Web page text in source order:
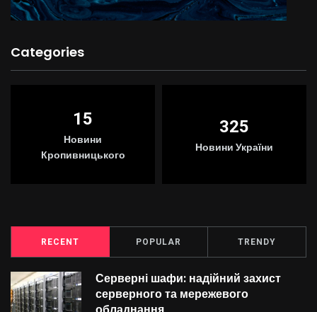
Categories
15
Новини
Кропивницького
325
Новини України
RECENT POPULAR TRENDY
Серверні шафи: надійний захист
серверного та мережевого